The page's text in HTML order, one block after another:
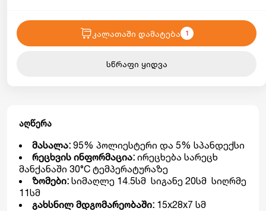
კალათაში დამატება 1
სწრაფი ყიდვა
აღწერა
მასალა: 95% პოლიესტერი და 5% სპანდექსი
რეცხვის ინფორმაცია: ირეცხება სარეცხ
მანქანაში 30°C ტემპერატურაზე
ზომები: სიმაღლე 14.5სმ სიგანე 20სმ სიღრმე
11სმ
გახსნილ მდგომარეობაში: 15x28x7 სმ